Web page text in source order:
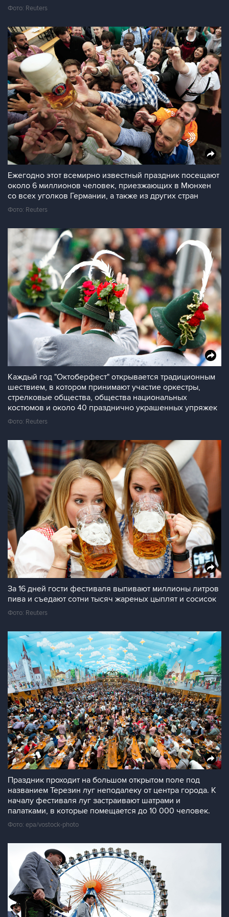
Фото: Reuters
Ежегодно этот всемирно известный праздник посещают
около 6 миллионов человек, приезжающих в Мюнхен
со всех уголков Германии, а также из других стран
Фото: Reuters
Каждый год "Октоберфест" открывается традиционным
шествием, в котором принимают участие оркестры,
стрелковые общества, общества национальных
костюмов и около 40 празднично украшенных упряжек
Фото: Reuters
За 16 дней гости фестиваля выпивают миллионы литров
пива и съедают сотни тысяч жареных цыплят и сосисок
Фото: Reuters
Праздник проходит на большом открытом поле под
названием Терезин луг неподалеку от центра города. К
началу фестиваля луг застраивают шатрами и
палатками, в которые помещается до 10 000 человек.
Фото: epa/vostock-photo